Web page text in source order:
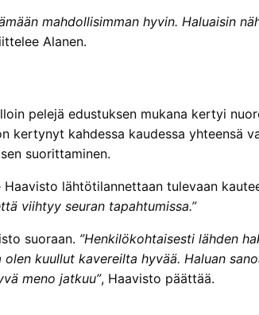
mahdollisimman hyvin. Haluaisin
Alanen.
pelejä edustuksen mukana kertyi
kahdessa kaudessa yhteensä
suorittaminen.
Haavisto lähtötilannettaan tulevaan
viihtyy seuran tapahtumissa.”
suoraan. ”Henkilökohtaisesti lähden
kuullut kavereilta hyvää. Haluan
meno jatkuu”, Haavisto päättää.